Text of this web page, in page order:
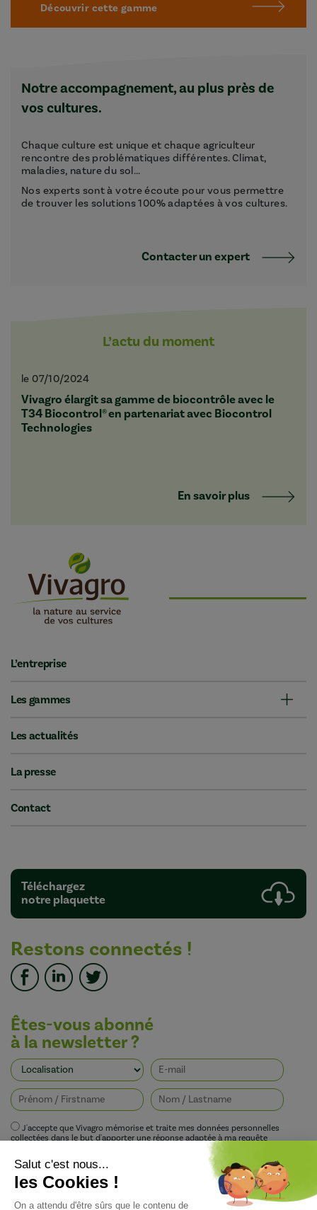
Découvrir cette gamme
Notre accompagnement, au plus près de
vos cultures.
Chaque culture est unique et chaque agriculteur
rencontre des problématiques différentes. Climat,
maladies, nature du sol...
Nos experts sont à votre écoute pour vous permettre
de trouver les solutions 100% adaptées à vos cultures.
Contacter un expert
L’actu du moment
le 07/10/2024
Vivagro élargit sa gamme de biocontrôle avec le
T34 Biocontrol® en partenariat avec Biocontrol
Technologies
En savoir plus
L’entreprise
Les gammes
Les actualités
La presse
Contact
Téléchargez
notre plaquette
Restons connectés !
Êtes-vous abonné
à la newsletter ?
J'accepte que Vivagro mémorise et traite mes données personnelles
collectées dans le but d'apporter une réponse adaptée à ma requête
conformément à la politique de protection de la vie privée de Vivagro.
I agree that Vivagro stores and processes my personal data collected in order
to provide an appropriate response to my request in accordance with
Vivagro's privacy policy.